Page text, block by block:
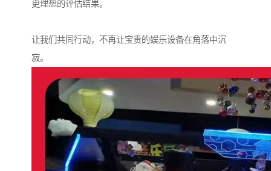
更理想的评估结果。
让我们共同行动，不再让宝贵的娱乐设备在角落中沉
寂。